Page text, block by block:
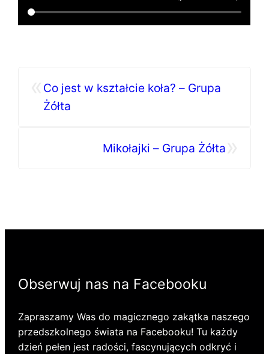
Co jest w kształcie koła? – Grupa
Żółta
Mikołajki – Grupa Żółta
Obserwuj nas na Facebooku
Zapraszamy Was do magicznego zakątka naszego
przedszkolnego świata na Facebooku! Tu każdy
dzień pełen jest radości, fascynujących odkryć i